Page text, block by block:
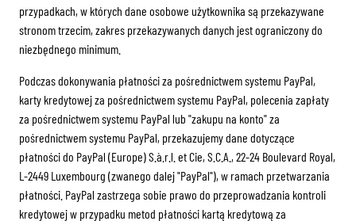
przypadkach, w których dane osobowe użytkownika są przekazywane
stronom trzecim, zakres przekazywanych danych jest ograniczony do
niezbędnego minimum.
Podczas dokonywania płatności za pośrednictwem systemu PayPal,
karty kredytowej za pośrednictwem systemu PayPal, polecenia zapłaty
za pośrednictwem systemu PayPal lub "zakupu na konto" za
pośrednictwem systemu PayPal, przekazujemy dane dotyczące
płatności do PayPal (Europe) S.à.r.l. et Cie, S.C.A., 22-24 Boulevard Royal,
L-2449 Luxembourg (zwanego dalej "PayPal"), w ramach przetwarzania
płatności. PayPal zastrzega sobie prawo do przeprowadzania kontroli
kredytowej w przypadku metod płatności kartą kredytową za